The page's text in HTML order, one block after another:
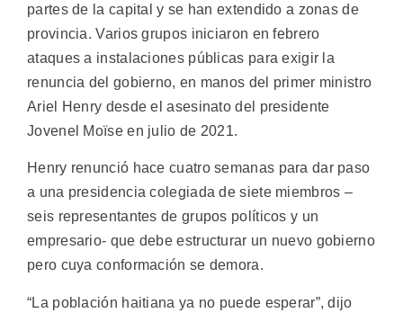
partes de la capital y se han extendido a zonas de
provincia. Varios grupos iniciaron en febrero
ataques a instalaciones públicas para exigir la
renuncia del gobierno, en manos del primer ministro
Ariel Henry desde el asesinato del presidente
Jovenel Moïse en julio de 2021.
Henry renunció hace cuatro semanas para dar paso
a una presidencia colegiada de siete miembros –
seis representantes de grupos políticos y un
empresario- que debe estructurar un nuevo gobierno
pero cuya conformación se demora.
“La población haitiana ya no puede esperar”, dijo